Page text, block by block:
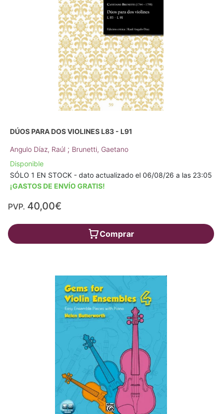
DÚOS PARA DOS VIOLINES L83 - L91
Angulo Díaz, Raúl ; Brunetti, Gaetano
Disponible
SÓLO 1 EN STOCK - dato actualizado el 06/08/26 a las 23:05
¡GASTOS DE ENVÍO GRATIS!
PVP. 40,00€
Comprar